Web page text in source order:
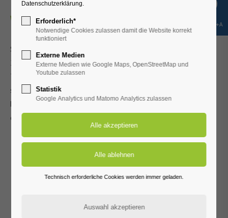
Wassergebühren
Seit der Inbetriebnahme der Pumpstation im Labertal im Jahr
1864 liefern die Stadtwerke das Wasser auf den wasserarmen
Tangrintel. Eine hohe Qualität sowie die Versorgungssicherheit
steht dabei im Mittelpunkt unserer Arbeit. Die Gebühren werden
bewusst niedrig gehalten und orientieren sich an den tatsächlich
entstehenden Kosten.
Shift+Alt+A
Datenschutzerklärung.
Erforderlich*
Notwendige Cookies zulassen damit die Website korrekt
funktioniert
Externe Medien
Externe Medien wie Google Maps, OpenStreetMap und
Youtube zulassen
Statistik
Google Analytics und Matomo Analytics zulassen
Technisch erforderliche Cookies werden immer geladen.